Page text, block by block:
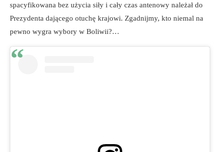
spacyfikowana bez użycia siły i cały czas antenowy należał do
Prezydenta dającego otuchę krajowi. Zgadnijmy, kto niemal na
pewno wygra wybory w Boliwii?…